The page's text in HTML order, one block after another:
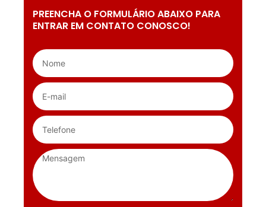
PREENCHA O FORMULÁRIO ABAIXO PARA
ENTRAR EM CONTATO CONOSCO!